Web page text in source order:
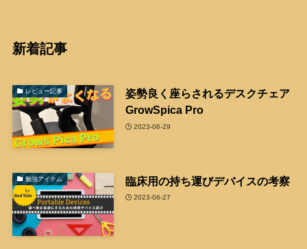
新着記事
レビュー記事
姿勢良く座らされるデスクチェア
GrowSpica Pro
2023-06-29
勉強アイテム 臨床用の持ち運びデバイスの考察
2023-06-27